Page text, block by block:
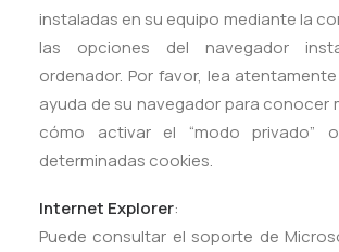
instaladas en su equipo mediante la
las opciones del navegador
ordenador. Por favor, lea
ayuda de su navegador para conocer
cómo activar el “modo privado”
determinadas cookies.
Internet Explorer:
Puede consultar el soporte de